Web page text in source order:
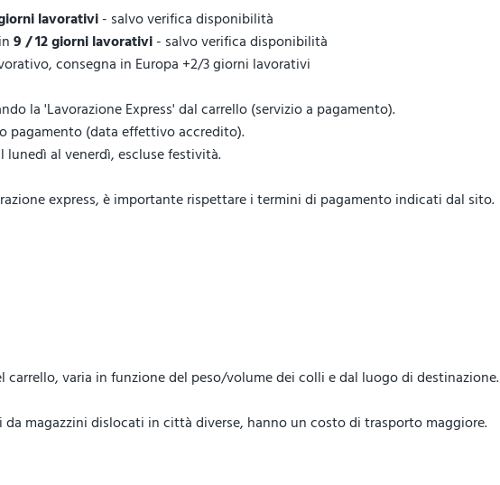
lavorativi- salvo verifica disponibilità
9 / 12 giorni lavorativi- salvo verifica disponibilità
consegna in Europa +2/3 giorni lavorativi
la 'Lavorazione Express' dal carrello (servizio a pagamento).
pagamento (data effettivo accredito).
al venerdì, escluse festività.
express, è importante rispettare i termini di pagamento indicati dal sito.
varia in funzione del peso/volume dei colli e dal luogo di destinazione.
magazzini dislocati in città diverse, hanno un costo di trasporto maggiore.